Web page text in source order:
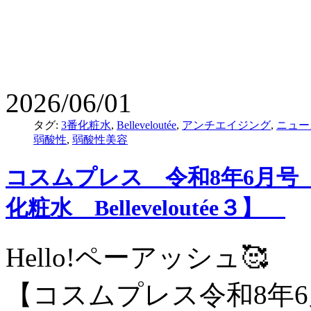
2026/06/01
タグ: 3番化粧水, Belleveloutée, アンチエイジング, ニュ
弱酸性, 弱酸性美容
コスムプレス 令和8年6月
化粧水 Belleveloutée３】
Hello!ペーアッシュ🥰
【コスムプレス令和8